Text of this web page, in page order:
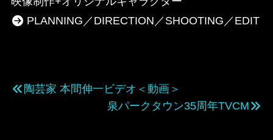
PLANNING／DIRECTION／SHOOTING／EDIT
陶芸家 本間伸一ビデオ＜動画＞
泉パークタウン35周年TVCM